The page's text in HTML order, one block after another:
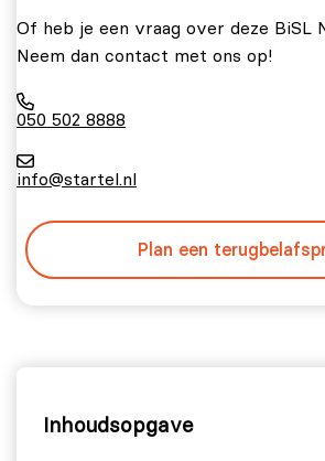
Of heb je een vraag over deze BiSL
Neem dan contact met ons op!
050 502 8888
info@startel.nl
Plan een
Inhoudsopgave